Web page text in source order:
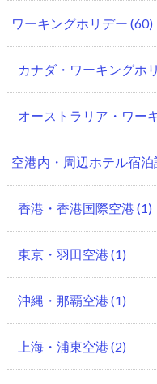
ワーキングホリデー (60)
カナダ・ワーキングホ
オーストラリア・ワー
空港内・周辺ホテル宿泊
香港・香港国際空港 (1)
東京・羽田空港 (1)
沖縄・那覇空港 (1)
上海・浦東空港 (2)